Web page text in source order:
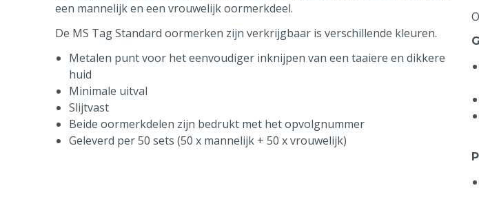
een mannelijk en een vrouwelijk oormerkdeel.
De MS Tag Standard oormerken zijn verkrijgbaar is verschillende kleuren.
Metalen punt voor het eenvoudiger inknijpen van een taaiere en dikkere
huid
Minimale uitval
Slijtvast
Beide oormerkdelen zijn bedrukt met het opvolgnummer
Geleverd per 50 sets (50 x mannelijk + 50 x vrouwelijk)